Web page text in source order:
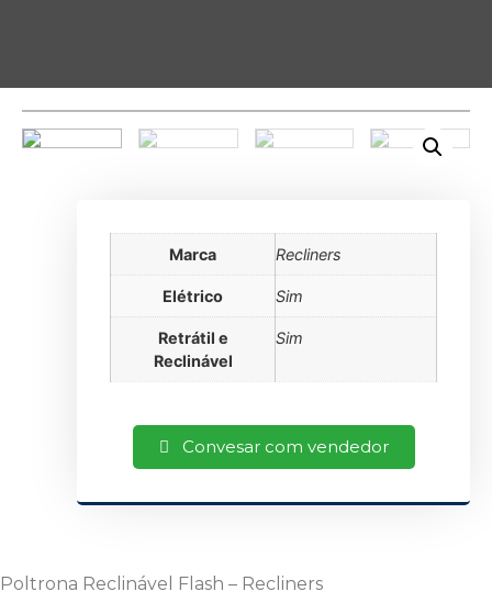
Marca Recliners
Elétrico Sim
Retrátil e
Reclinável
Sim
Convesar com vendedor
Poltrona Reclinável Flash – Recliners